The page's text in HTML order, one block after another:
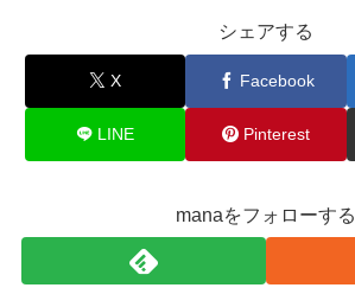
シェアする
X Facebook
LINE Pinterest
manaをフォローする